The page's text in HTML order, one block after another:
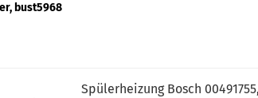
Bremsblock
Spülerheizung Bosch